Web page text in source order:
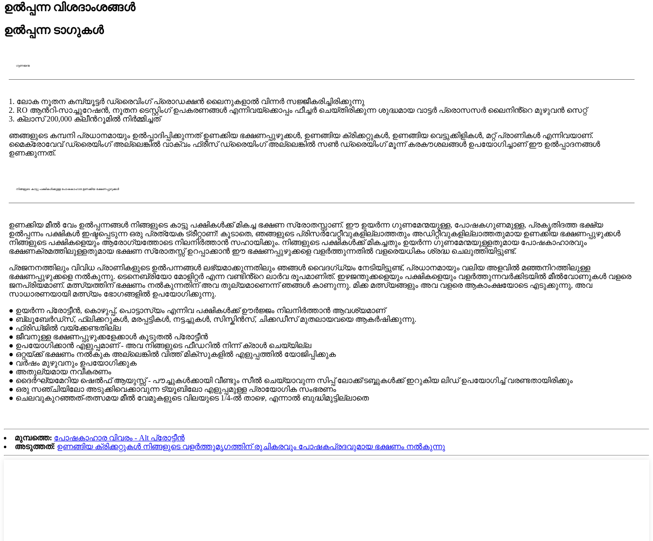
ഉൽപ്പന്ന വിശദാംശങ്ങൾ
ഉൽപ്പന്ന ടാഗുകൾ
ഗുണമേന്മ
1. ലോക നൂതന കമ്പ്യൂട്ടർ ഡ്രൈവിംഗ് പ്രൊഡക്ഷൻ ലൈനുകളാൽ വിന്നർ സജ്ജീകരിച്ചിരിക്കുന്നു
2. RO ആൻറി-സാച്ചുറേഷൻ, നൂതന ടെസ്റ്റിംഗ് ഉപകരണങ്ങൾ എന്നിവയ്‌ക്കൊപ്പം ഫീച്ചർ ചെയ്‌തിരിക്കുന്ന ശുദ്ധമായ വാട്ടർ പ്രൊസസർ ലൈനിൻ്റെ മുഴുവൻ സെറ്റ്
3. ക്ലാസ് 200,000 ക്ലീൻറൂമിൽ നിർമ്മിച്ചത്
ഞങ്ങളുടെ കമ്പനി പ്രധാനമായും ഉൽപ്പാദിപ്പിക്കുന്നത് ഉണക്കിയ ഭക്ഷണപ്പുഴുക്കൾ, ഉണങ്ങിയ ക്രിക്കറ്റുകൾ, ഉണങ്ങിയ വെട്ടുക്കിളികൾ, മറ്റ് പ്രാണികൾ എന്നിവയാണ്.
മൈക്രോവേവ് ഡ്രൈയിംഗ് അല്ലെങ്കിൽ വാക്വം ഫ്രീസ് ഡ്രൈയിംഗ് അല്ലെങ്കിൽ സൺ ഡ്രൈയിംഗ് മൂന്ന് കരകൗശലങ്ങൾ ഉപയോഗിച്ചാണ് ഈ ഉൽപ്പാദനങ്ങൾ
ഉണക്കുന്നത്.
നിങ്ങളുടെ കാട്ടു പക്ഷികൾക്കുള്ള പോഷകാഹാര ഉണക്കിയ ഭക്ഷണപ്പുഴുക്കൾ
ഉണക്കിയ മീൽ വേം ഉൽപ്പന്നങ്ങൾ നിങ്ങളുടെ കാട്ടു പക്ഷികൾക്ക് മികച്ച ഭക്ഷണ സ്രോതസ്സാണ്. ഈ ഉയർന്ന ഗുണമേന്മയുള്ള, പോഷകഗുണമുള്ള, പ്രകൃതിദത്ത ഭക്ഷ്യ
ഉൽപ്പന്നം പക്ഷികൾ ഇഷ്ടപ്പെടുന്ന ഒരു പ്രത്യേക ട്രീറ്റാണ്! കൂടാതെ, ഞങ്ങളുടെ പ്രിസർവേറ്റീവുകളില്ലാത്തതും അഡിറ്റീവുകളില്ലാത്തതുമായ ഉണക്കിയ ഭക്ഷണപ്പുഴുക്കൾ
നിങ്ങളുടെ പക്ഷികളെയും ആരോഗ്യത്തോടെ നിലനിർത്താൻ സഹായിക്കും. നിങ്ങളുടെ പക്ഷികൾക്ക് മികച്ചതും ഉയർന്ന ഗുണമേന്മയുള്ളതുമായ പോഷകാഹാരവും
ഭക്ഷണക്രമത്തിലുള്ളതുമായ ഭക്ഷണ സ്രോതസ്സ് ഉറപ്പാക്കാൻ ഈ ഭക്ഷണപ്പുഴുക്കളെ വളർത്തുന്നതിൽ വളരെയധികം ശ്രദ്ധ ചെലുത്തിയിട്ടുണ്ട്.
പ്രജനനത്തിലും വിവിധ പ്രാണികളുടെ ഉൽപന്നങ്ങൾ ലഭ്യമാക്കുന്നതിലും ഞങ്ങൾ വൈദഗ്ധ്യം നേടിയിട്ടുണ്ട്, പ്രധാനമായും വലിയ അളവിൽ മഞ്ഞനിറത്തിലുള്ള
ഭക്ഷണപ്പുഴുക്കളെ നൽകുന്നു. ടെനെബ്രിയോ മോളിറ്റർ എന്ന വണ്ടിൻ്റെ ലാർവ രൂപമാണിത്. ഇഴജന്തുക്കളെയും പക്ഷികളെയും വളർത്തുന്നവർക്കിടയിൽ മീൽവോണുകൾ വളരെ
ജനപ്രിയമാണ്. മത്സ്യത്തിന് ഭക്ഷണം നൽകുന്നതിന് അവ തുല്യമാണെന്ന് ഞങ്ങൾ കാണുന്നു. മിക്ക മത്സ്യങ്ങളും അവ വളരെ ആകാംക്ഷയോടെ എടുക്കുന്നു, അവ
സാധാരണയായി മത്സ്യം ഭോഗങ്ങളിൽ ഉപയോഗിക്കുന്നു.
● ഉയർന്ന പ്രോട്ടീൻ, കൊഴുപ്പ്, പൊട്ടാസ്യം എന്നിവ പക്ഷികൾക്ക് ഊർജ്ജം നിലനിർത്താൻ ആവശ്യമാണ്
● ബ്ലൂബേർഡ്സ്, ഫ്ലിക്കറുകൾ, മരപ്പട്ടികൾ, നട്ടച്ചുകൾ, സിസ്കിൻസ്, ചിക്കഡീസ് മുതലായവയെ ആകർഷിക്കുന്നു.
● ഫ്രിഡ്ജിൽ വയ്ക്കേണ്ടതില്ല
● ജീവനുള്ള ഭക്ഷണപ്പുഴുക്കളേക്കാൾ കൂടുതൽ പ്രോട്ടീൻ
● ഉപയോഗിക്കാൻ എളുപ്പമാണ് - അവ നിങ്ങളുടെ ഫീഡറിൽ നിന്ന് ക്രാൾ ചെയ്യില്ല
● ഒറ്റയ്ക്ക് ഭക്ഷണം നൽകുക അല്ലെങ്കിൽ വിത്ത് മിക്സുകളിൽ എളുപ്പത്തിൽ യോജിപ്പിക്കുക
● വർഷം മുഴുവനും ഉപയോഗിക്കുക
● അതുല്യമായ നവീകരണം
● ദൈർഘ്യമേറിയ ഷെൽഫ് ആയുസ്സ് - പൗച്ചുകൾക്കായി വീണ്ടും സീൽ ചെയ്യാവുന്ന സിപ്പ് ലോക്ക്/ടബ്ബുകൾക്ക് ഇറുകിയ ലിഡ് ഉപയോഗിച്ച് വരണ്ടതായിരിക്കും
● ഒരു സഞ്ചിയിലോ അടുക്കിവെക്കാവുന്ന ട്യൂബിലോ എളുപ്പമുള്ള പ്രായോഗിക സംഭരണം
● ചെലവുകുറഞ്ഞത്-തത്സമയ മീൽ വേമുകളുടെ വിലയുടെ 1/4-ൽ താഴെ, എന്നാൽ ബുദ്ധിമുട്ടില്ലാതെ
മുമ്പത്തെ: പോഷകാഹാര വിവരം - Alt പ്രോട്ടീൻ
അടുത്തത്: ഉണങ്ങിയ ക്രിക്കറ്റുകൾ നിങ്ങളുടെ വളർത്തുമൃഗത്തിന് രുചികരവും പോഷകപ്രദവുമായ ഭക്ഷണം നൽകുന്നു